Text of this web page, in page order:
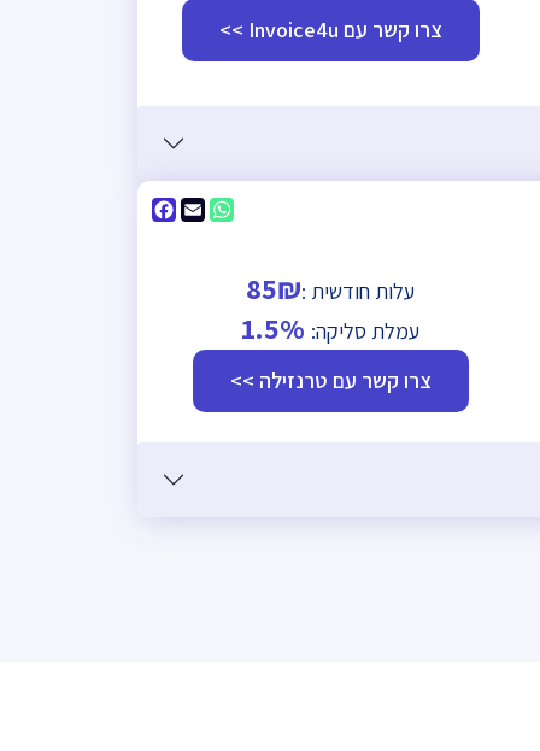
צרו קשר עם Invoice4u >>
FacebookEmail
WhatsApp
עלות חודשית :85₪
עמלת סליקה:
צרו קשר עם טרנזילה >>